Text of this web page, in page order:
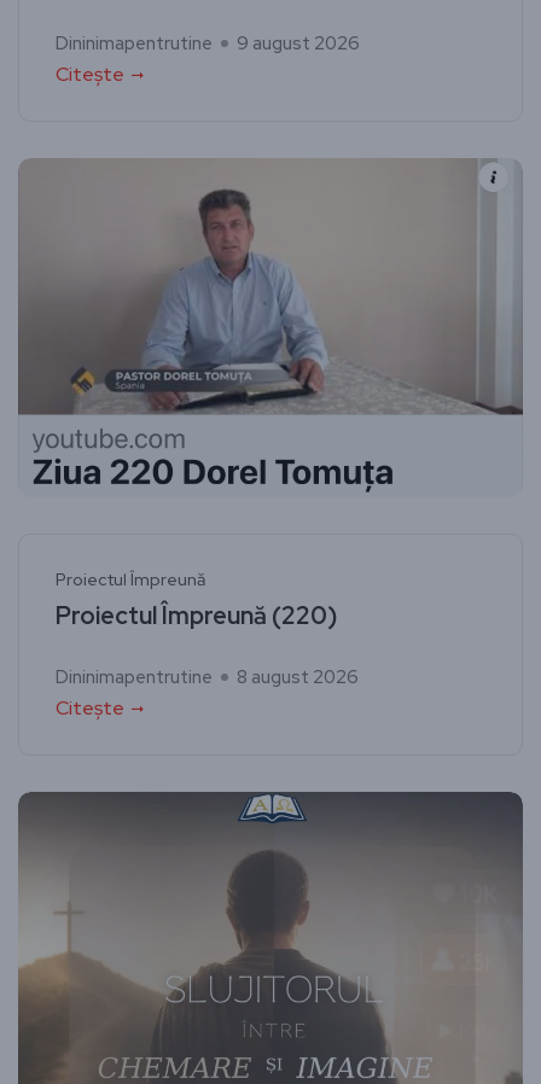
Dininimapentrutine 9 august 2026
Citește
Proiectul Împreună
Proiectul Împreună (220)
Dininimapentrutine 8 august 2026
Citește